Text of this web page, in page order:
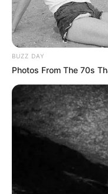
BUZZ DAY
Photos From The 70s